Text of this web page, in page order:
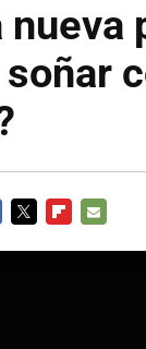
nueva